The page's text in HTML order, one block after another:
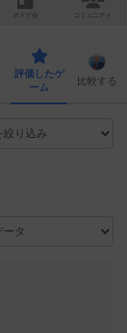
ボ ドゲ コミュニティ
評価したゲ
ーム
比較する